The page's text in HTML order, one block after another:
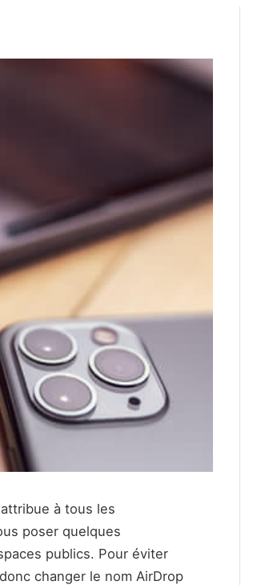
à tous les
poser quelques
publics. Pour éviter
changer le nom AirDrop